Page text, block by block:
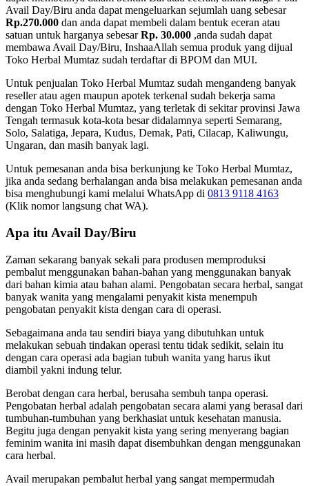
Avail Day/Biru anda dapat mengeluarkan sejumlah uang sebesar
Rp.270.000 dan anda dapat membeli dalam bentuk eceran atau
satuan untuk harganya sebesarRp. 30.000 ,anda sudah dapat
membawa Avail Day/Biru, InshaaAllah semua produk yang dijual
Toko Herbal Mumtaz sudah terdaftar di BPOM dan MUI.
Untuk penjualan Toko Herbal Mumtaz sudah mengandeng banyak
reseller atau agen maupun apotek terkenal sudah bekerja sama
dengan Toko Herbal Mumtaz, yang terletak di sekitar provinsi Jawa
Tengah termasuk kota-kota besar didalamnya seperti Semarang,
Solo, Salatiga, Jepara, Kudus, Demak, Pati, Cilacap, Kaliwungu,
Ungaran, dan masih banyak lagi.
Untuk pemesanan anda bisa berkunjung ke Toko Herbal Mumtaz,
jika anda sedang berhalangan anda bisa melakukan pemesanan anda
bisa menghubungi kami melalui WhatsApp di 0813 9118 4163
(Klik nomor langsung chat WA).
Apa itu Avail Day/Biru
Zaman sekarang banyak sekali para produsen memproduksi
pembalut menggunakan bahan-bahan yang menggunakan banyak
dari bahan kimia atau bahan alami. Pengobatan secara herbal, sangat
banyak wanita yang mengalami penyakit kista menempuh
pengobatan penyakit kista dengan cara di operasi.
Sebagaimana anda tau sendiri biaya yang dibutuhkan untuk
melakukan sebuah tindakan operasi tentu tidak sedikit, selain itu
dengan cara operasi ada bagian tubuh wanita yang harus ikut
diambil yakni indung telur.
Berobat dengan cara herbal, berusaha sembuh tanpa operasi.
Pengobatan herbal adalah pengobatan secara alami yang berasal dari
tumbuhan-tumbuhan yang berkhasiat untuk kesehatan manusia.
Begitu juga dengan penyakit kista yang sering menyerang bagian
feminim wanita ini masih dapat disembuhkan dengan menggunakan
cara herbal.
Avail merupakan pembalut herbal yang sangat mempermudah